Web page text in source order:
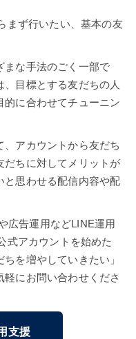
まず行いたい、基本の友
まな手法のごく一部で
目標とする友だちの人
に合わせてチューニン
アカウントから友だち
だちに対してメリットが
と思わせる配信内容や配
広告運用などLINE運用
式アカウントを始めた
を増やしていきたい」
にお問い合わせくださ
支援